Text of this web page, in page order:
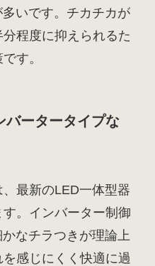
いです。チカチカが
程度に抑えられるた
す。
バータータイプな
最新のLED一体型器
。インバーター制御
なチラつきが理論上
感じにくく快適に過